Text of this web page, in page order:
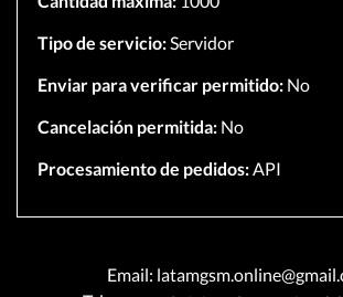
Tipo de servicio:Servidor
Enviar para verificar permitido:No
Cancelación permitida:No
Procesamiento de pedidos:API
Email: